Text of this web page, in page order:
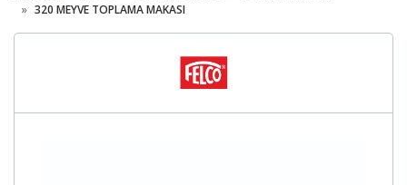
320 MEYVE TOPLAMA MAKASI